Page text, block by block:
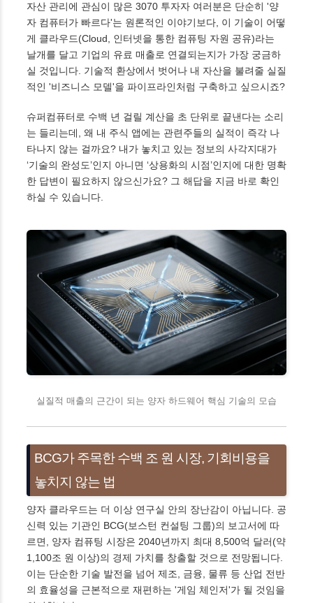
자산 관리에 관심이 많은 3070 투자자 여러분은 단순히 '양
자 컴퓨터가 빠르다'는 원론적인 이야기보다, 이 기술이 어떻
게 클라우드(Cloud, 인터넷을 통한 컴퓨팅 자원 공유)라는
날개를 달고 기업의 유료 매출로 연결되는지가 가장 궁금하
실 것입니다. 기술적 환상에서 벗어나 내 자산을 불려줄 실질
적인 '비즈니스 모델'을 파이프라인처럼 구축하고 싶으시죠?
슈퍼컴퓨터로 수백 년 걸릴 계산을 초 단위로 끝낸다는 소리
는 들리는데, 왜 내 주식 앱에는 관련주들의 실적이 즉각 나
타나지 않는 걸까요? 내가 놓치고 있는 정보의 사각지대가
‘기술의 완성도’인지 아니면 ‘상용화의 시점’인지에 대한 명확
한 답변이 필요하지 않으신가요? 그 해답을 지금 바로 확인
하실 수 있습니다.
실질적 매출의 근간이 되는 양자 하드웨어 핵심 기술의 모습
BCG가 주목한 수백 조 원 시장, 기회비용을
놓치지 않는 법
양자 클라우드는 더 이상 연구실 안의 장난감이 아닙니다. 공
신력 있는 기관인 BCG(보스턴 컨설팅 그룹)의 보고서에 따
르면, 양자 컴퓨팅 시장은 2040년까지 최대 8,500억 달러(약
1,100조 원 이상)의 경제 가치를 창출할 것으로 전망됩니다.
이는 단순한 기술 발전을 넘어 제조, 금융, 물류 등 산업 전반
의 효율성을 근본적으로 재편하는 '게임 체인저'가 될 것임을